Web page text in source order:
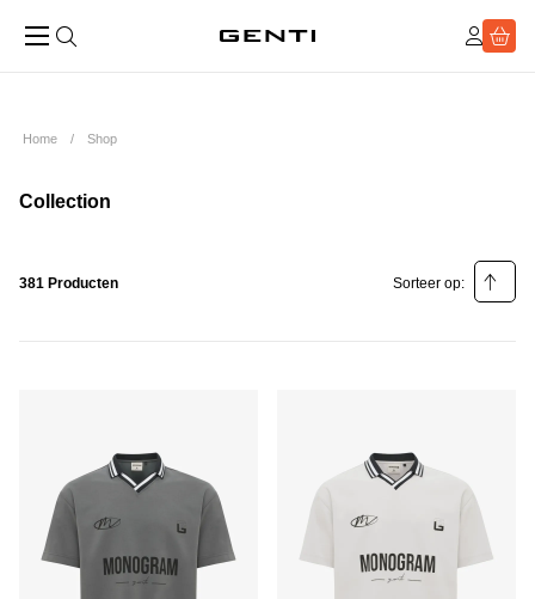
Home Shop
Collection
381 Producten Sorteer op:
Populariteit hoog - laag